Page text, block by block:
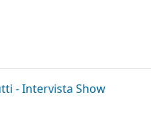
- Intervista Show